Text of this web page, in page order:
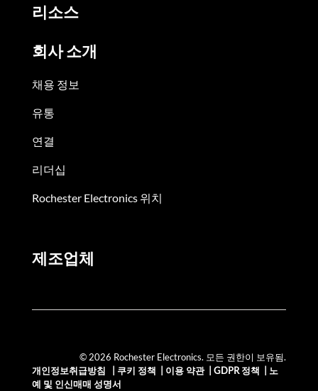
리소스
회사 소개
채용 정보
유통
연결
리더십
Rochester Electronics 위치
제조업체
© 2026 Rochester Electronics. 모든 권한이 보유됨.
개인정보취급방침
쿠키 정책 이용 약관| GDPR 정책
노
예 및 인신매매 성명서